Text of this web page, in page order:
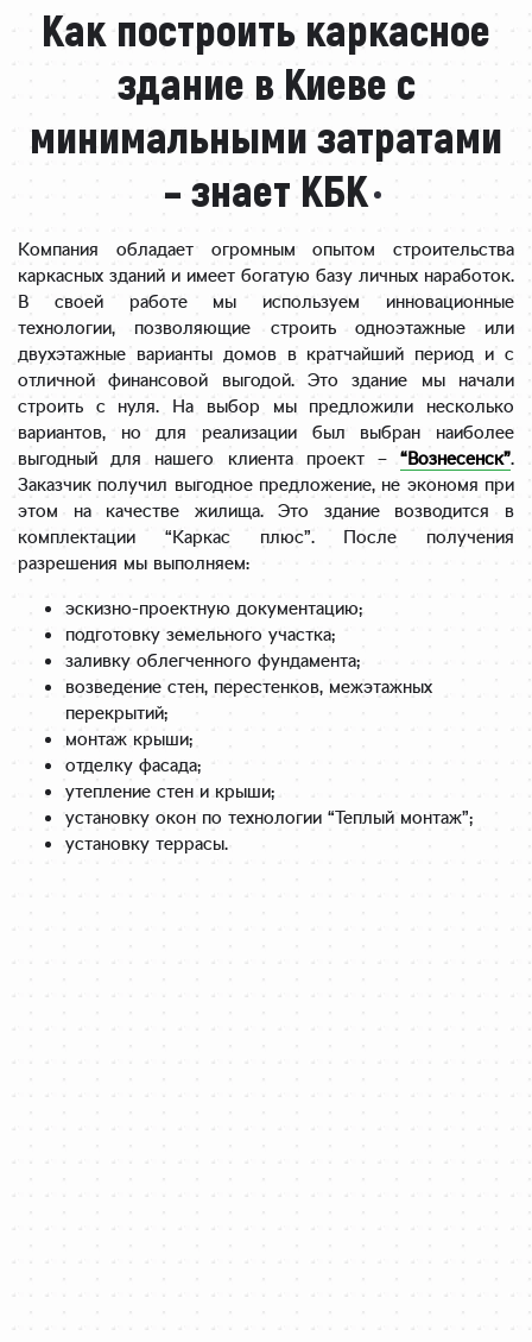
Как построить каркасное
здание в Киеве с
минимальными затратами
– знает КБК
Компания обладает огромным опытом строительства
каркасных зданий и имеет богатую базу личных наработок.
В своей работе мы используем инновационные
технологии, позволяющие строить одноэтажные или
двухэтажные варианты домов в кратчайший период и с
отличной финансовой выгодой. Это здание мы начали
строить с нуля. На выбор мы предложили несколько
вариантов, но для реализации был выбран наиболее
выгодный для нашего клиента проект – “Вознесенск”.
Заказчик получил выгодное предложение, не экономя при
этом на качестве жилища. Это здание возводится в
комплектации “Каркас плюс”. После получения
разрешения мы выполняем:
эскизно-проектную документацию;
подготовку земельного участка;
заливку облегченного фундамента;
возведение стен, перестенков, межэтажных
перекрытий;
монтаж крыши;
отделку фасада;
утепление стен и крыши;
установку окон по технологии “Теплый монтаж”;
установку террасы.